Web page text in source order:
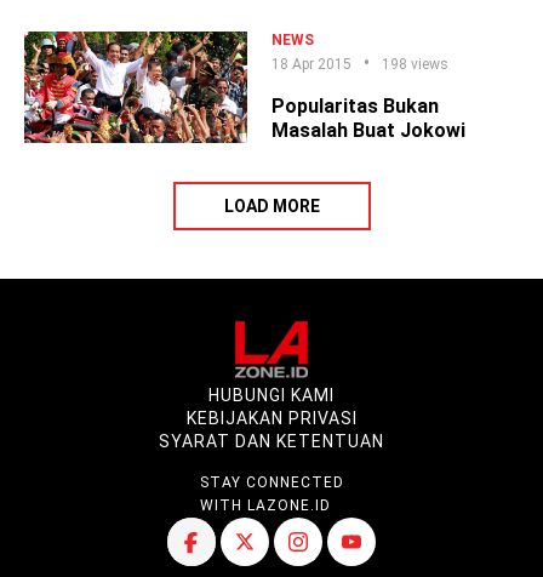
NEWS
18 Apr 2015
198 views
Popularitas Bukan
Masalah Buat Jokowi
LOAD MORE
HUBUNGI KAMI
KEBIJAKAN PRIVASI
SYARAT DAN KETENTUAN
STAY CONNECTED
WITH LAZONE.ID